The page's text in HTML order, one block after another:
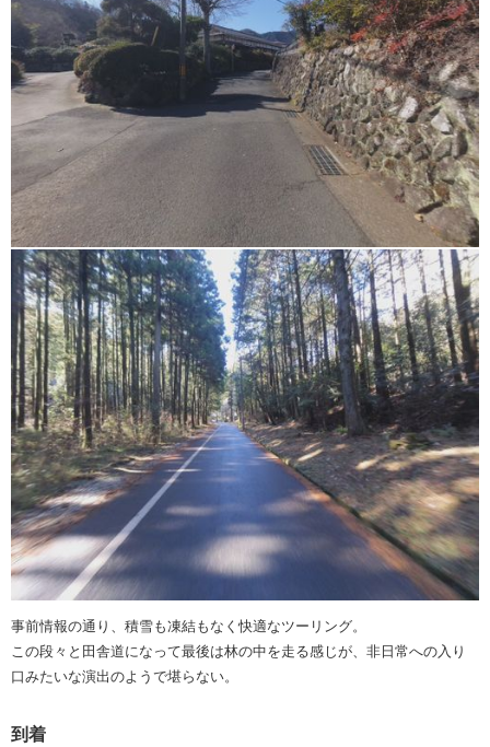
事前情報の通り、積雪も凍結もなく快適なツーリング。
この段々と田舎道になって最後は林の中を走る感じが、非日常への入り
口みたいな演出のようで堪らない。
到着